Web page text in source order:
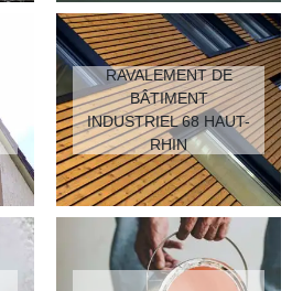
RAVALEMENT DE
BÂTIMENT
INDUSTRIEL 68 HAUT-
RHIN